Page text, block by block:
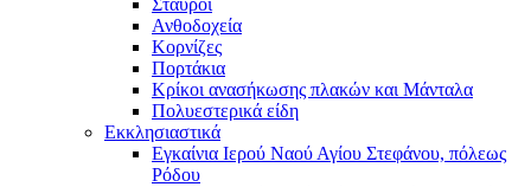
Σταυροί
Ανθοδοχεία
Κορνίζες
Πορτάκια
Κρίκοι ανασήκωσης πλακών και Μάνταλα
Πολυεστερικά είδη
Εκκλησιαστικά
Εγκαίνια Ιερού Ναού Αγίου Στεφάνου, πόλεως
Ρόδου